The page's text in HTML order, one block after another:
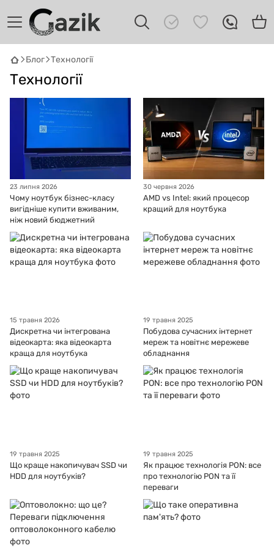
Блог Технології
Технології
23 липня 2026
Чому ноутбук бізнес-класу
вигідніше купити вживаним,
ніж новий бюджетний
30 червня 2026
AMD vs Intel: який процесор
кращий для ноутбука
15 травня 2026
Дискретна чи інтегрована
відеокарта: яка відеокарта
краща для ноутбука
19 травня 2025
Побудова сучасних інтернет
мереж та новітнє мережеве
обладнання
19 травня 2025
Що краще накопичувач SSD чи
HDD для ноутбуків?
19 травня 2025
Як працює технологія PON: все
про технологію PON та її
переваги
GAZIK
Онлайн · пошук техніки
Привіт! 👋 Я Gazik AI — допоможу
підібрати вживану комп'ютерну техніку.
Що шукаєш?